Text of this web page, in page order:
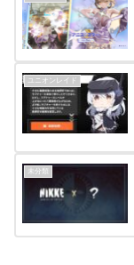
ユニオンレイド
未分類